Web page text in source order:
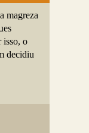
magreza
isso, o
decidiu